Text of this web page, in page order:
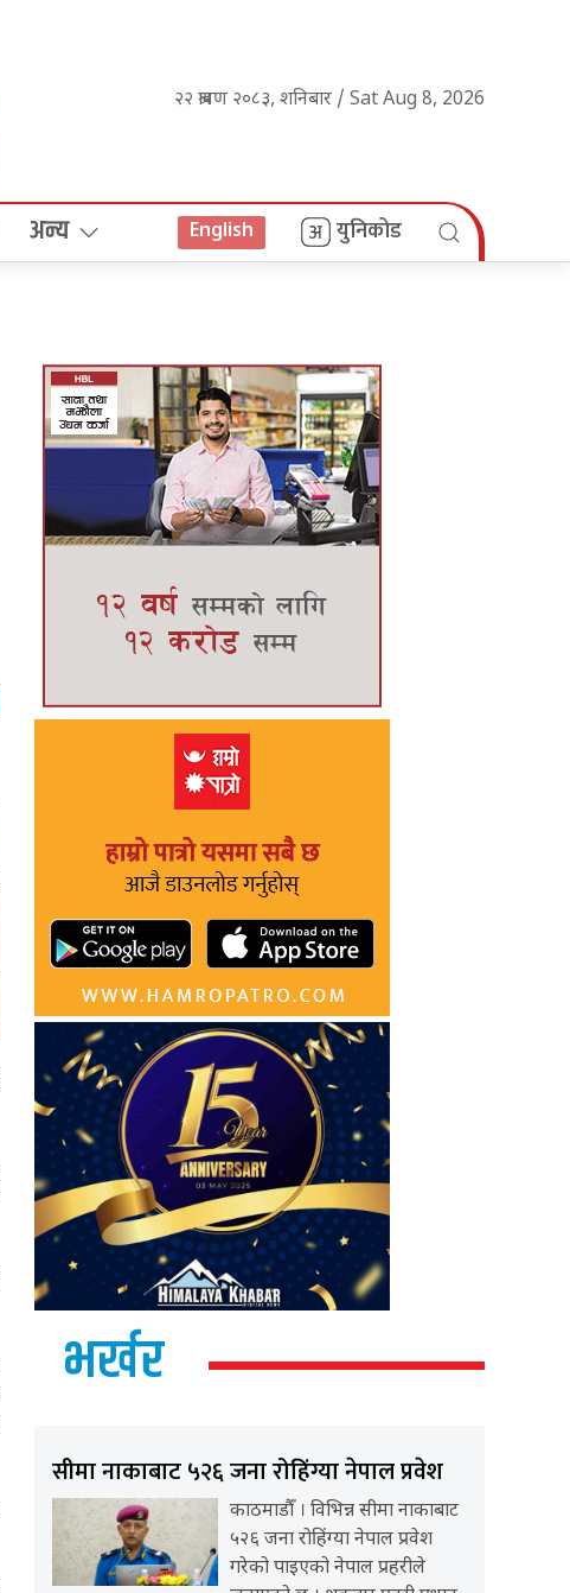
२२ श्रावण २०८३, शनिबार / Sat Aug 8, 2026
अन्य English युनिकोड
भर्खर
सीमा नाकाबाट ५२६ जना रोहिंग्या नेपाल प्रवेश
काठमाडौँ । विभिन्न सीमा नाकाबाट
५२६ जना रोहिंग्या नेपाल प्रवेश
गरेको पाइएको नेपाल प्रहरीले